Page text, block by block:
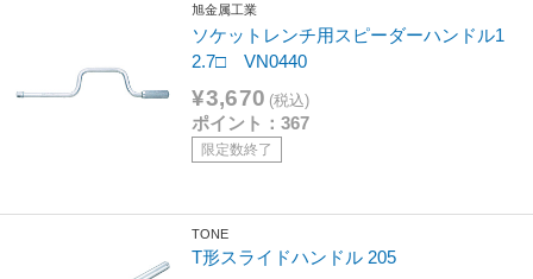
旭金属工業
ソケットレンチ用スピーダーハンドル1
2.7□ VN0440
¥3,670 (税込)
ポイント：367
限定数終了
TONE
T形スライドハンドル 205